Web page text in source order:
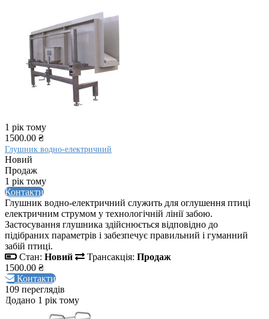
1 рік тому
1500.00 ₴
Глушник водно-електричний
Новий
Продаж
1 рік тому
Контакти
Глушник водно-електричний служить для оглушення птиці
електричним струмом у технологічній лінії забою.
Застосування глушника здійснюється відповідно до
підібраних параметрів і забезпечує правильний і гуманний
забій птиці.
Стан: Новий Трансакція: Продаж
1500.00 ₴
Контакти
109 переглядів
Додано 1 рік тому